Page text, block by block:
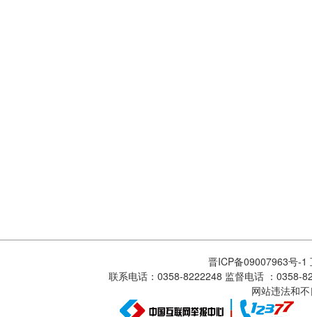
晋ICP备09007963号-1
联系电话：0358-8222248 监督电话 ：
网站违法和